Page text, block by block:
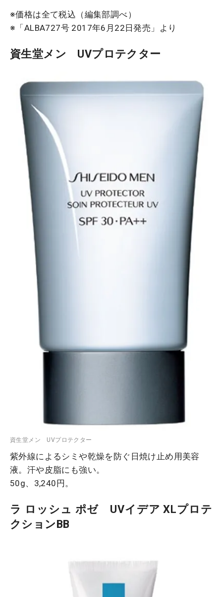
※価格は全て税込（編集部調べ）
※「ALBA727号 2017年6月22日発売」より
資生堂メン UVプロテクター
資生堂メン UVプロテクター
紫外線によるシミや乾燥を防ぐ日焼け止め用美容
液。汗や皮脂にも強い。
50g、3,240円。
ラ ロッシュ ポゼ UVイデア XLプロテ
クションBB